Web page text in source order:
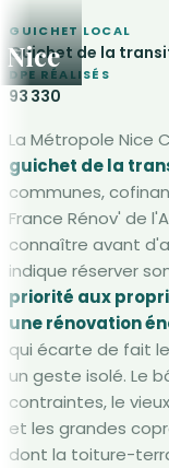
Nice
GUICHET LOCAL
Guichet de la
DPE RÉALISÉS
93 330
La Métropole Nice
guichet de la
communes,
France Rénov' de
connaître avant
indique réserver
priorité aux
une rénovation
qui écarte de fait
un geste isolé. Le
contraintes, le
et les grandes
dont la toiture-